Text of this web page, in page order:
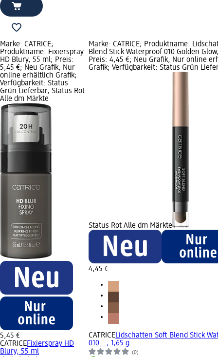
Marke: CATRICE;
Produktname: Fixierspray
HD Blury, 55 ml; Preis:
5,45 €; Neu Grafik, Nur
online erhältlich Grafik;
Verfügbarkeit: Status
Grün Lieferbar, Status Rot
Alle dm Märkte
5,45 €
CATRICEFixierspray HD
Blury, 55 ml
Marke: CATRICE; Produktname:
Blend Stick Waterproof 010 Golden
Preis: 4,45 €; Neu Grafik, Nur online
Grafik; Verfügbarkeit: Status Grün
Status Rot Alle dm Märkte
4,45 €
CATRICELidschatten Soft Blend Stick
010..., 1,65 g
(0)